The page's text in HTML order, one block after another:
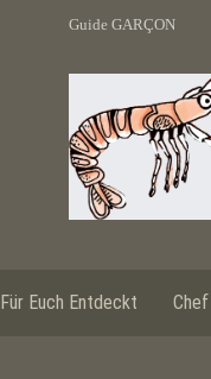
Guide GARÇON
Für Euch Entdeckt